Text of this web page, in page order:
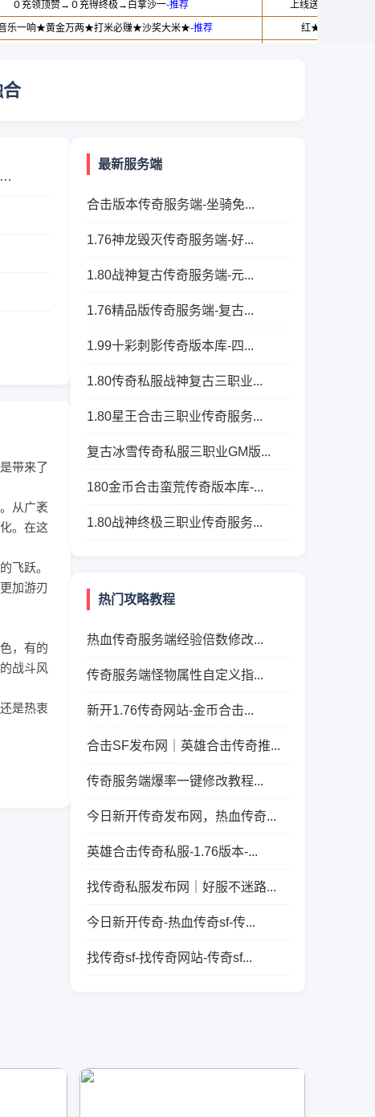
带来了
从广袤
。在这
飞跃。
加游刃
，有的
战斗风
是热衷
最新服务端
合击版本传奇服务端-坐骑免...
1.76神龙毁灭传奇服务端-好...
1.80战神复古传奇服务端-元...
1.76精品版传奇服务端-复古...
1.99十彩刺影传奇版本库-四...
1.80传奇私服战神复古三职业...
1.80星王合击三职业传奇服务...
复古冰雪传奇私服三职业GM版...
180金币合击蛮荒传奇版本库-...
1.80战神终极三职业传奇服务...
热门攻略教程
热血传奇服务端经验倍数修改...
传奇服务端怪物属性自定义指...
新开1.76传奇网站-金币合击...
合击SF发布网｜英雄合击传奇推...
传奇服务端爆率一键修改教程...
今日新开传奇发布网，热血传奇...
英雄合击传奇私服-1.76版本-...
找传奇私服发布网｜好服不迷路...
今日新开传奇-热血传奇sf-传...
找传奇sf-找传奇网站-传奇sf...